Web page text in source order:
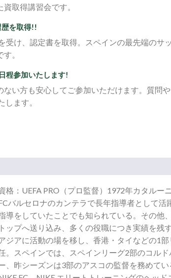
取得講習会です。
歴を取得!!
け、認定書を取得。スペインの最先端のサッ
。
程参加いたします!
い方も安心してご参加いただけます。質問
ます。
格：UEFA PRO（プロ監督）1972年カタルー
バルセロナのカンテラで長年指導者として活
導をしていたことでも知られている。その他
トップへ送り込み、多くの役職につき実績を残
ジアに活動の場を移し、香港・タイなどの1
。スペインでは、スペインリーグ2部のコルド
、昨シーズンは3部のアスコの監督を務めてい